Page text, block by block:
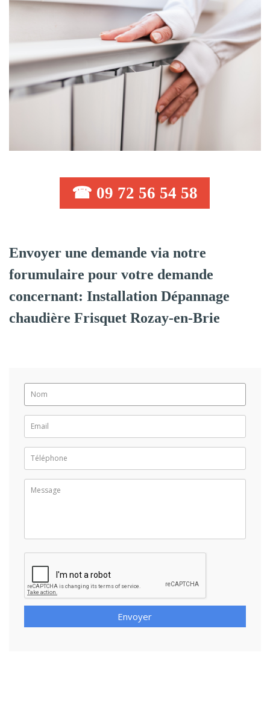
☎ 09 72 56 54 58
Envoyer une demande via notre
forumulaire pour votre demande
concernant: Installation Dépannage
chaudière Frisquet Rozay-en-Brie
Envoyer